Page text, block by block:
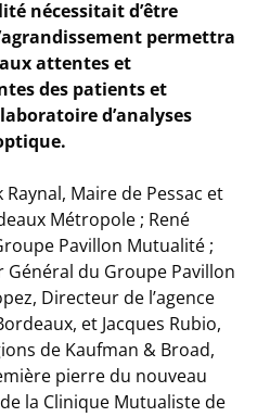
nécessitait d’être
permettra
attentes et
des patients et
d’analyses
Maire de Pessac et
Métropole ; René
Pavillon Mutualité ;
du Groupe Pavillon
Directeur de l’agence
et Jacques Rubio,
de Kaufman & Broad,
pierre du nouveau
la Clinique Mutualiste de